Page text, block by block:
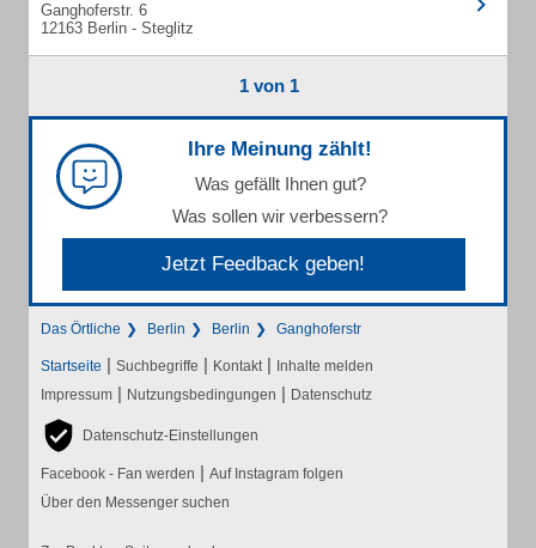
Ganghoferstr. 6
12163 Berlin - Steglitz
1 von 1
Ihre Meinung zählt!
Was gefällt Ihnen gut?
Was sollen wir verbessern?
Jetzt Feedback geben!
Das Örtliche Berlin Berlin Ganghoferstr
Startseite | Suchbegriffe | Kontakt | Inhalte melden
Impressum | Nutzungsbedingungen | Datenschutz
Datenschutz-Einstellungen
Facebook - Fan werden | Auf Instagram folgen
Über den Messenger suchen